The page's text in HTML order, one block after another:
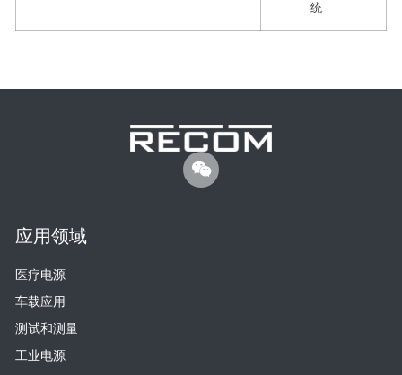
统
应用领域
医疗电源
车载应用
测试和测量
工业电源